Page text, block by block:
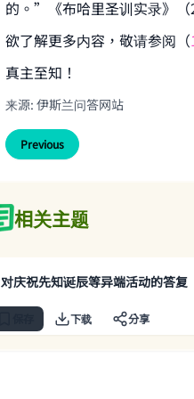
的。”《布哈里圣训实录》（
欲了解更多内容，敬请参阅（
真主至知！
来源: 伊斯兰问答网站
Previous
相关主题
对庆祝先知诞辰等异端活动的答复
下载 分享